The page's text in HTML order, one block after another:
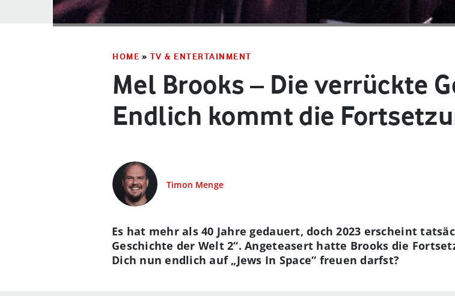
HOME » TV & ENTERTAINMENT
Mel Brooks – Die verrückte
Endlich kommt die
Timon Menge
Es hat mehr als 40 Jahre gedauert, doch 2023 erscheint
Geschichte der Welt 2“. Angeteasert hatte Brooks die
Dich nun endlich auf „Jews In Space“ freuen darfst?